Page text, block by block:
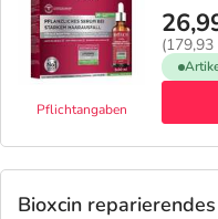
Pflichtangaben
Bioxcin